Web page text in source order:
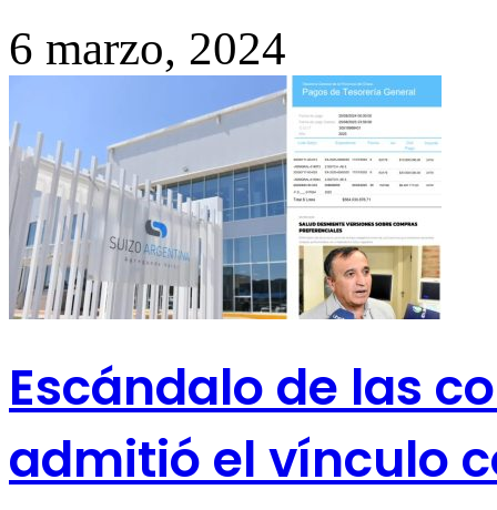
6 marzo, 2024
Escándalo de las
admitió el vínculo